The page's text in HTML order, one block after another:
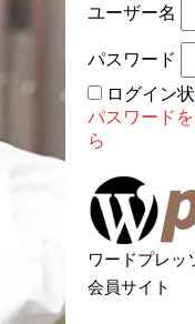
ユーザー名
パスワード
ログイン
パスワード
ら
ワードプレッ
会員サイト